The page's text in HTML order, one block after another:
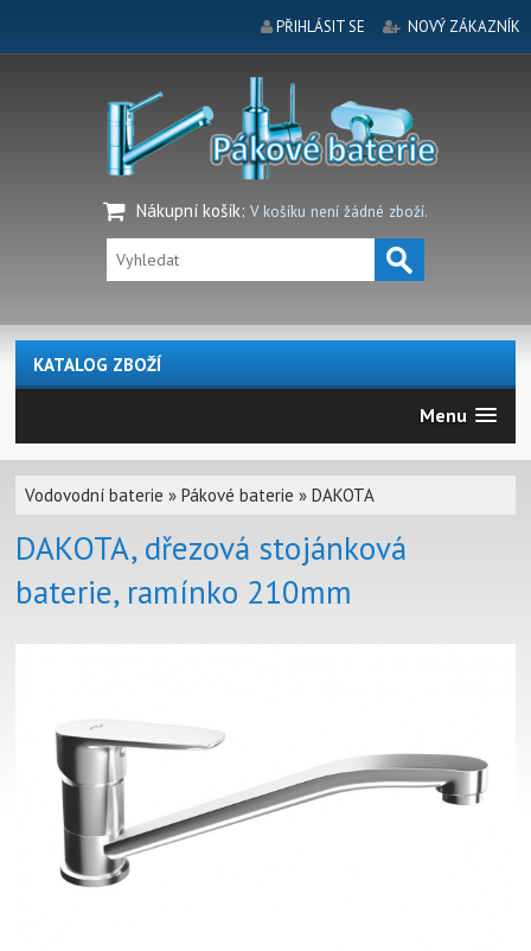
PŘIHLÁSIT SE NOVÝ ZÁKAZNÍK
Nákupní košík: V košíku není žádné zboží.
KATALOG ZBOŽÍ
Menu
Vodovodní baterie »Pákové baterie »DAKOTA
DAKOTA, dřezová stojánková
baterie, ramínko 210mm